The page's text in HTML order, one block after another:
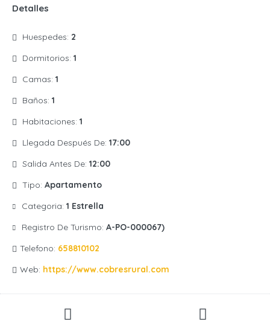
Detalles
Huespedes: 2
Dormitorios: 1
Camas: 1
Baños: 1
Habitaciones: 1
Llegada Después De: 17:00
Salida Antes De: 12:00
Tipo: Apartamento
Categoria: 1 Estrella
Registro De Turismo: A-PO-000067)
Telefono: 658810102
Web: https://www.cobresrural.com